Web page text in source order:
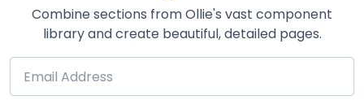
Combine sections from Ollie's vast component
library and create beautiful, detailed pages.